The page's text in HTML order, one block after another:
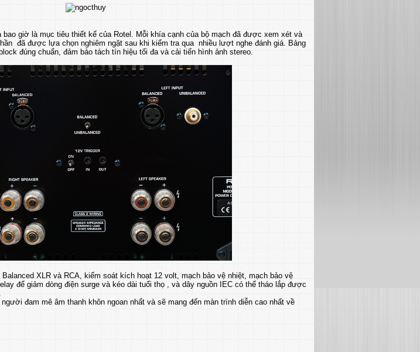
giờ là mục tiêu thiết kế của Rotel. Mỗi khía cạnh của bộ mạch đã được xem xét và
đã được lựa chọn nghiêm ngặt sau khi kiểm tra qua nhiều lượt nghe đánh giá. Bảng
đúng chuẩn, đảm bảo tách tín hiệu tối đa và cải tiến hình ảnh stereo.
XLR và RCA, kiểm soát kích hoạt 12 volt, mạch bảo vệ nhiệt, mạch bảo vệ
để giảm dòng điện surge và kéo dài tuổi thọ , và dây nguồn IEC có thể tháo lắp được
đam mê âm thanh khôn ngoan nhất và sẽ mang đến màn trình diễn cao nhất về